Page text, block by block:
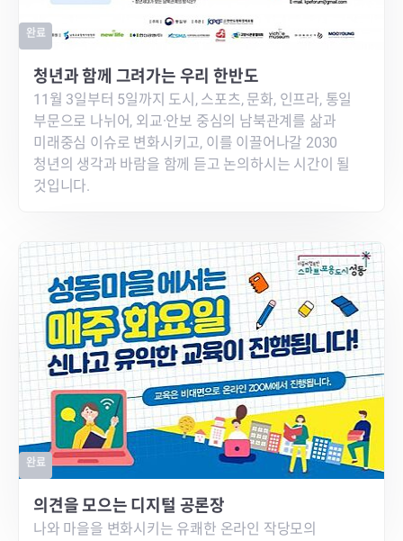
완료
청년과 함께 그려가는 우리 한반도
11월 3일부터 5일까지 도시, 스포츠, 문화, 인프라, 통일
부문으로 나뉘어, 외교·안보 중심의 남북관계를 삶과
미래중심 이슈로 변화시키고, 이를 이끌어나갈 2030
청년의 생각과 바람을 함께 듣고 논의하시는 시간이 될
것입니다.
완료
의견을 모으는 디지털 공론장
나와 마을을 변화시키는 유쾌한 온라인 작당모의